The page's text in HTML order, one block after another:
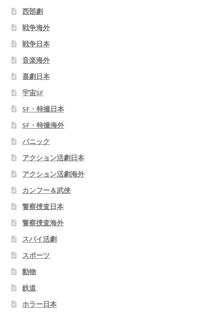
西部劇
戦争海外
戦争日本
音楽海外
喜劇日本
宇宙SF
SF・特撮日本
SF・特撮海外
パニック
アクション活劇日本
アクション活劇海外
カンフー＆武侠
警察捜査日本
警察捜査海外
スパイ活劇
スポーツ
動物
鉄道
ホラー日本